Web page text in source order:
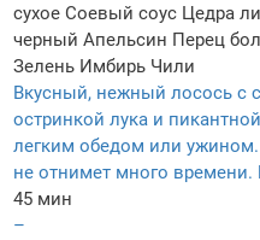
сухое Соевый соус Цедра
черный Апельсин Перец
Зелень Имбирь Чили
Вкусный, нежный лосось с
остринкой лука и
легким обедом или ужином.
не отнимет много времени.
45 мин
–